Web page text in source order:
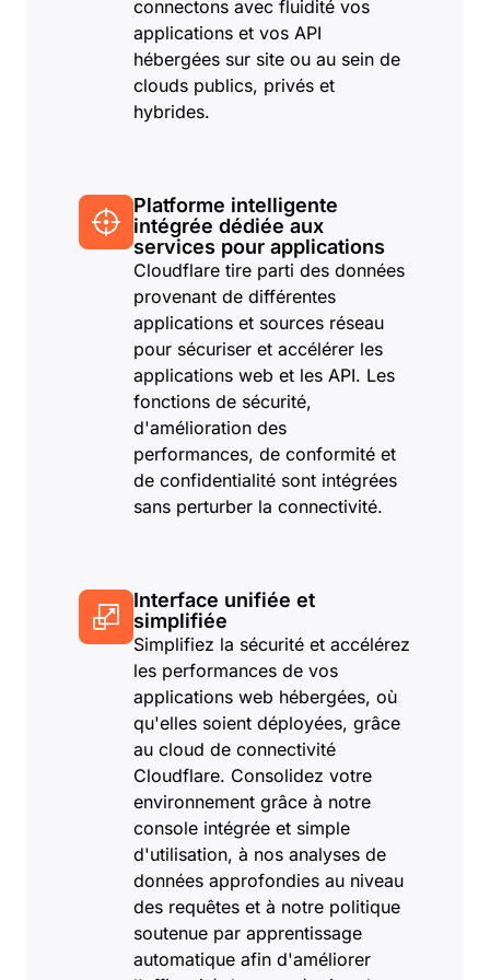
connectons avec fluidité vos
applications et vos API
hébergées sur site ou au sein de
clouds publics, privés et
hybrides.
Platforme intelligente
intégrée dédiée aux
services pour applications
Cloudflare tire parti des données
provenant de différentes
applications et sources réseau
pour sécuriser et accélérer les
applications web et les API. Les
fonctions de sécurité,
d'amélioration des
performances, de conformité et
de confidentialité sont intégrées
sans perturber la connectivité.
Interface unifiée et
simplifiée
Simplifiez la sécurité et accélérez
les performances de vos
applications web hébergées, où
qu'elles soient déployées, grâce
au cloud de connectivité
Cloudflare. Consolidez votre
environnement grâce à notre
console intégrée et simple
d'utilisation, à nos analyses de
données approfondies au niveau
des requêtes et à notre politique
soutenue par apprentissage
automatique afin d'améliorer